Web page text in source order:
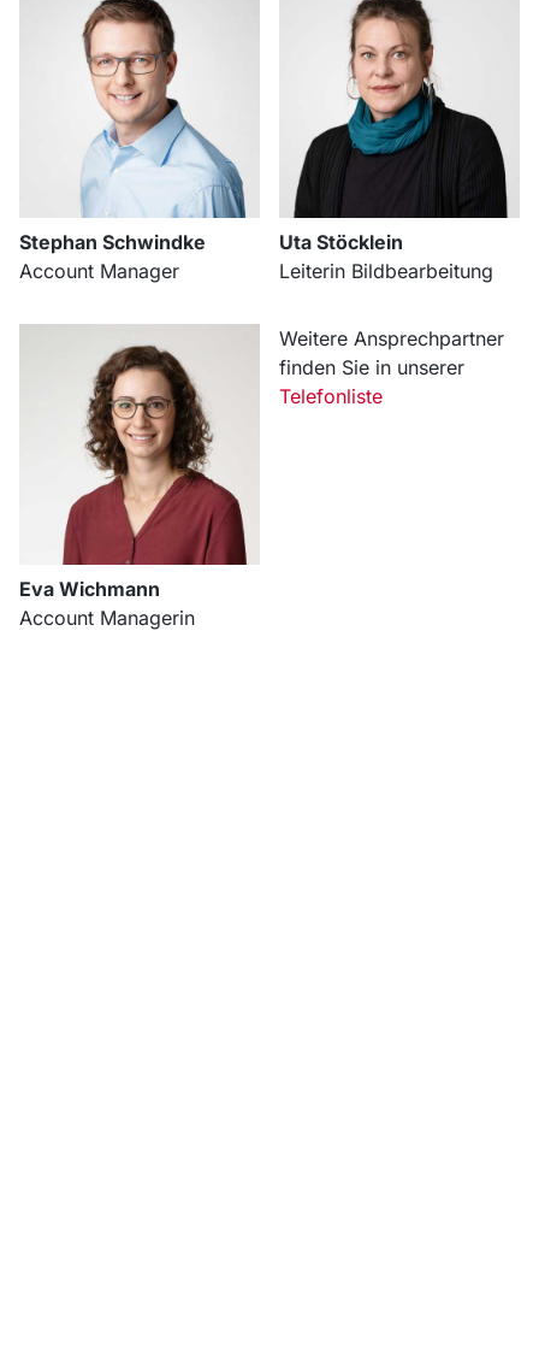
Stephan Schwindke
Account Manager
Uta Stöcklein
Leiterin Bildbearbeitung
Eva Wichmann
Account Managerin
Weitere Ansprechpartner
finden Sie in unserer
Telefonliste